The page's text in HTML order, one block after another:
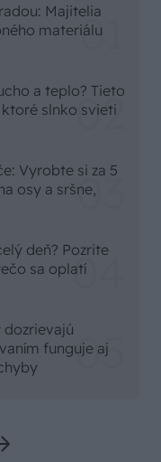
Majitelia
materiálu
a teplo? Tieto
slnko svieti
Vyrobte si za 5
osy a sršne,
deň? Pozrite
sa oplatí
funguje aj